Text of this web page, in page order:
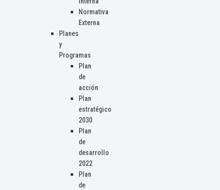
Normativa
Externa
Planes
y
Programas
Plan
de
acción
Plan
estratégico
2030
Plan
de
desarrollo
2022
Plan
de